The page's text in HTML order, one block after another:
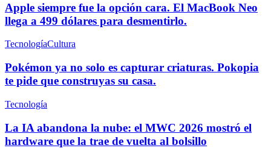
Apple siempre fue la opción cara. El MacBook Neo
llega a 499 dólares para desmentirlo.
TecnologíaCultura
Pokémon ya no solo es capturar criaturas. Pokopia
te pide que construyas su casa.
Tecnología
La IA abandona la nube: el MWC 2026 mostró el
hardware que la trae de vuelta al bolsillo